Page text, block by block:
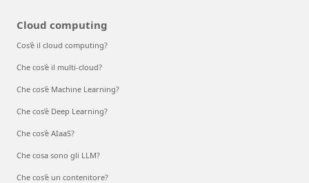
Cloud computing
Cos'è il cloud computing?
Che cos'è il multi-cloud?
Che cos'è Machine Learning?
Che cos’è Deep Learning?
Che cos'è AIaaS?
Che cosa sono gli LLM?
Che cos'è un contenitore?